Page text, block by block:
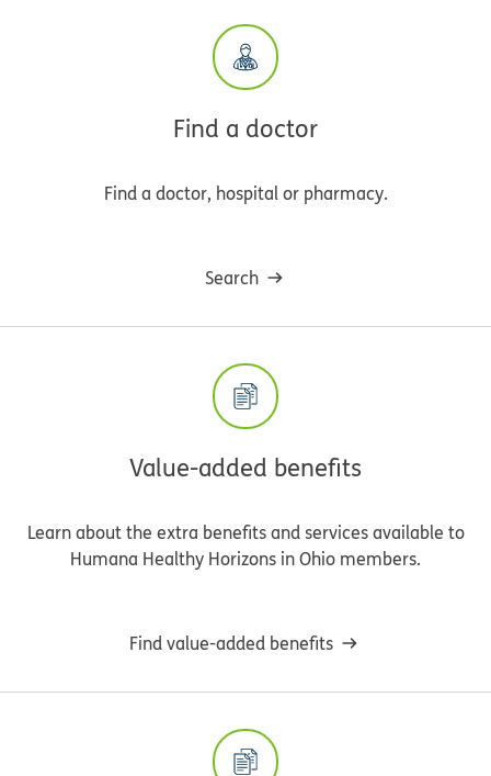
Find a doctor
Find a doctor, hospital or pharmacy.
Search
Value-added benefits
Learn about the extra benefits and services available to
Humana Healthy Horizons in Ohio members.
Find value-added benefits